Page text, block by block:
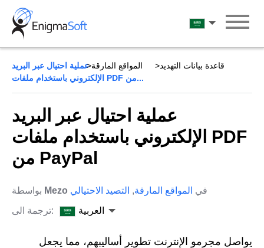
Skip
content
العربية
قاعدة بيانات التهديد المواقع المارقة عملية احتيال عبر البريد
الإلكتروني باستخدام ملفات PDF من...
عملية احتيال عبر البريد
الإلكتروني باستخدام ملفات PDF
من PayPal
Mezo في المواقع المارقة, التصيد الاحتيالي
ترجمة الى:
العربية
يواصل مجرمو الإنترنت تطوير أساليبهم، مما يجعل